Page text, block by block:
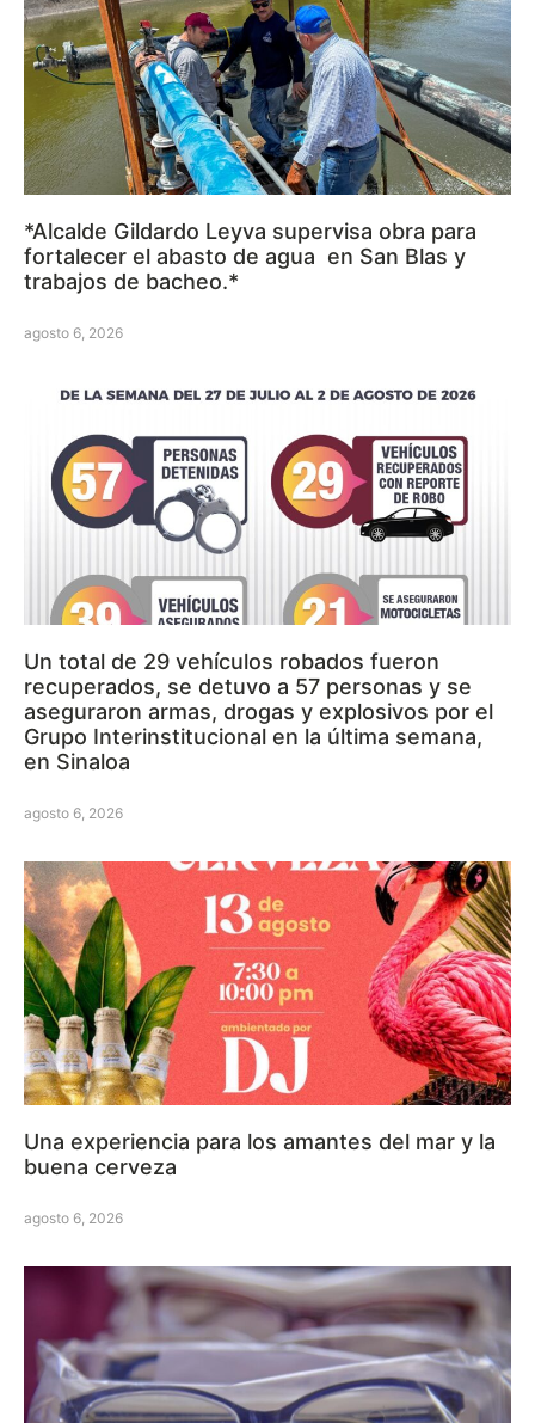
*Alcalde Gildardo Leyva supervisa obra para
fortalecer el abasto de agua en San Blas y
trabajos de bacheo.*
agosto 6, 2026
Un total de 29 vehículos robados fueron
recuperados, se detuvo a 57 personas y se
aseguraron armas, drogas y explosivos por el
Grupo Interinstitucional en la última semana,
en Sinaloa
agosto 6, 2026
Una experiencia para los amantes del mar y la
buena cerveza
agosto 6, 2026